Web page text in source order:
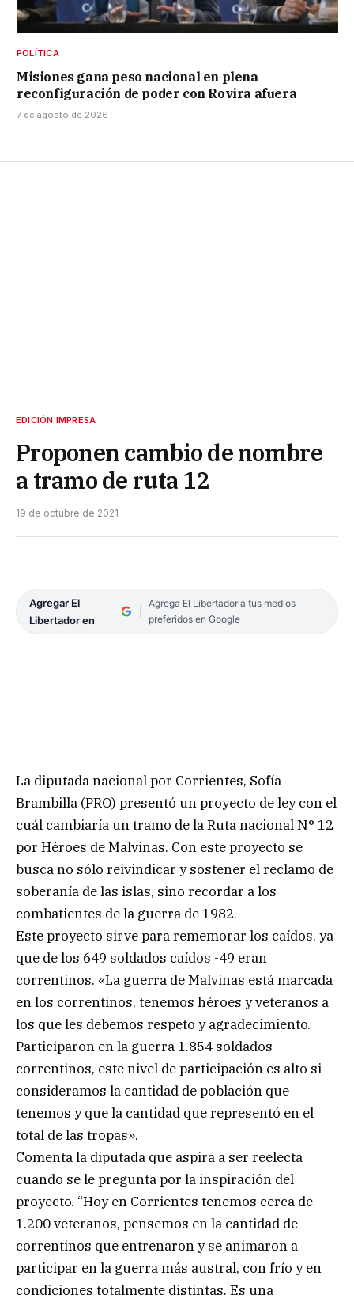
POLÍTICA
Misiones gana peso nacional en plena
reconfiguración de poder con Rovira afuera
7 de agosto de 2026
EDICIÓN IMPRESA
Proponen cambio de nombre
a tramo de ruta 12
19 de octubre de 2021
Agregar El
Libertador en
Agrega El Libertador a tus medios
preferidos en Google
La diputada nacional por Corrientes, Sofía
Brambilla (PRO) presentó un proyecto de ley con el
cuál cambiaría un tramo de la Ruta nacional N° 12
por Héroes de Malvinas. Con este proyecto se
busca no sólo reivindicar y sostener el reclamo de
soberanía de las islas, sino recordar a los
combatientes de la guerra de 1982.
Este proyecto sirve para rememorar los caídos, ya
que de los 649 soldados caídos -49 eran
correntinos. «La guerra de Malvinas está marcada
en los correntinos, tenemos héroes y veteranos a
los que les debemos respeto y agradecimiento.
Participaron en la guerra 1.854 soldados
correntinos, este nivel de participación es alto si
consideramos la cantidad de población que
tenemos y que la cantidad que representó en el
total de las tropas».
Comenta la diputada que aspira a ser reelecta
cuando se le pregunta por la inspiración del
proyecto. “Hoy en Corrientes tenemos cerca de
1.200 veteranos, pensemos en la cantidad de
correntinos que entrenaron y se animaron a
participar en la guerra más austral, con frío y en
condiciones totalmente distintas. Es una